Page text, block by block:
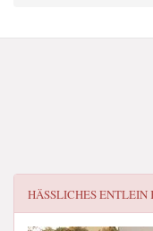
HÄSSLICHES ENTLEIN